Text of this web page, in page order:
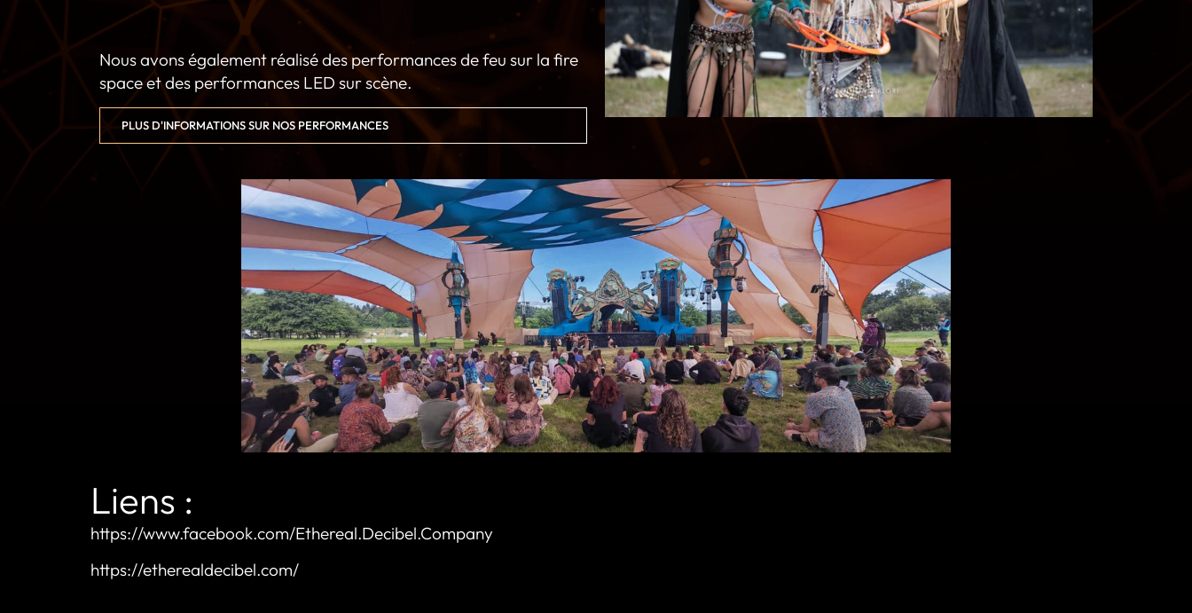
Nous avons également réalisé des performances de feu sur la fire
space et des performances LED sur scène.
PLUS D'INFORMATIONS SUR NOS PERFORMANCES
Liens :
https://www.facebook.com/Ethereal.Decibel.Company
https://etherealdecibel.com/